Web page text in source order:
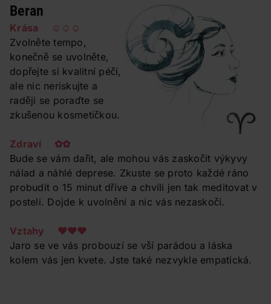
Beran
Krása ☺☺☺
Zvolněte tempo,
konečně se uvolněte,
dopřejte si kvalitní péči,
ale nic neriskujte a
raději se poraďte se
zkušenou kosmetičkou.
Zdraví ✿✿
Bude se vám dařit, ale mohou vás zaskočit výkyvy
nálad a náhlé deprese. Zkuste se proto každé ráno
probudit o 15 minut dříve a chvíli jen tak meditovat v
posteli. Dojde k uvolnění a nic vás nezaskočí.
Vztahy ❤❤❤
Jaro se ve vás probouzí se vší parádou a láska
kolem vás jen kvete. Jste také nezvykle empatická.